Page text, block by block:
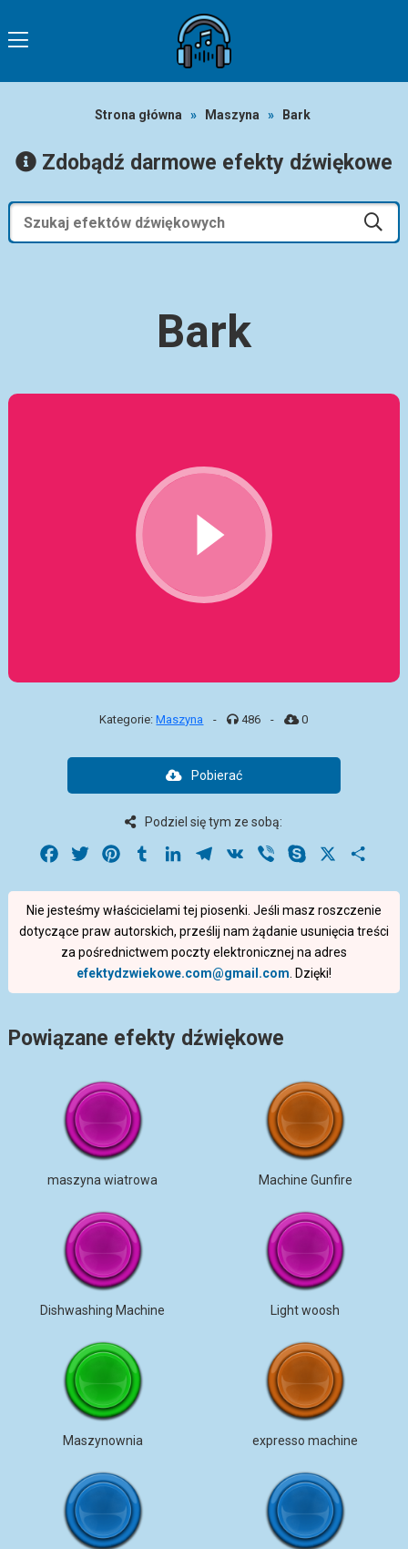
Strona główna » Maszyna » Bark
Zdobądź darmowe efekty dźwiękowe
Bark
Kategorie:Maszyna - 486 - 0
Pobierać
Podziel się tym ze sobą:
Facebook
Twitter PinterestTumblrLinkedInTelegram
VK Viber Skype
Nie jesteśmy właścicielami tej piosenki. Jeśli masz roszczenie
dotyczące praw autorskich, prześlij nam żądanie usunięcia treści
za pośrednictwem poczty elektronicznej na adres
efektydzwiekowe.com@gmail.com . Dzięki!
Powiązane efekty dźwiękowe
maszyna wiatrowa Machine Gunfire
Dishwashing Machine Light woosh
Maszynownia expresso machine